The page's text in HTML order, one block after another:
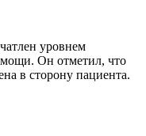
уровнем
Он отметил, что
в сторону пациента.